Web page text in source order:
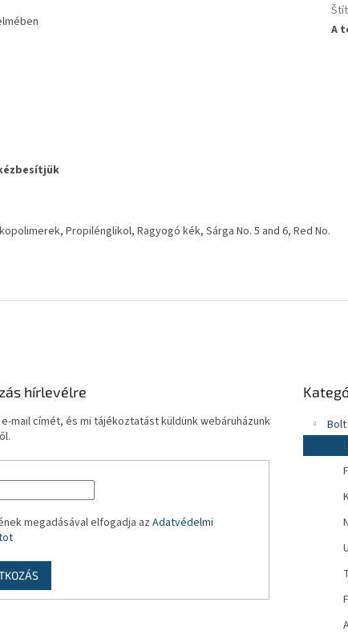
Propilénglikol, Ragyogó kék, Sárga No. 5 and 6, Red No.
A
hírlevélre
mail címét, és mi tájékoztatást küldünk webáruházunk
megadásával elfogadja az Adatvédelmi
átugrása
Bolt